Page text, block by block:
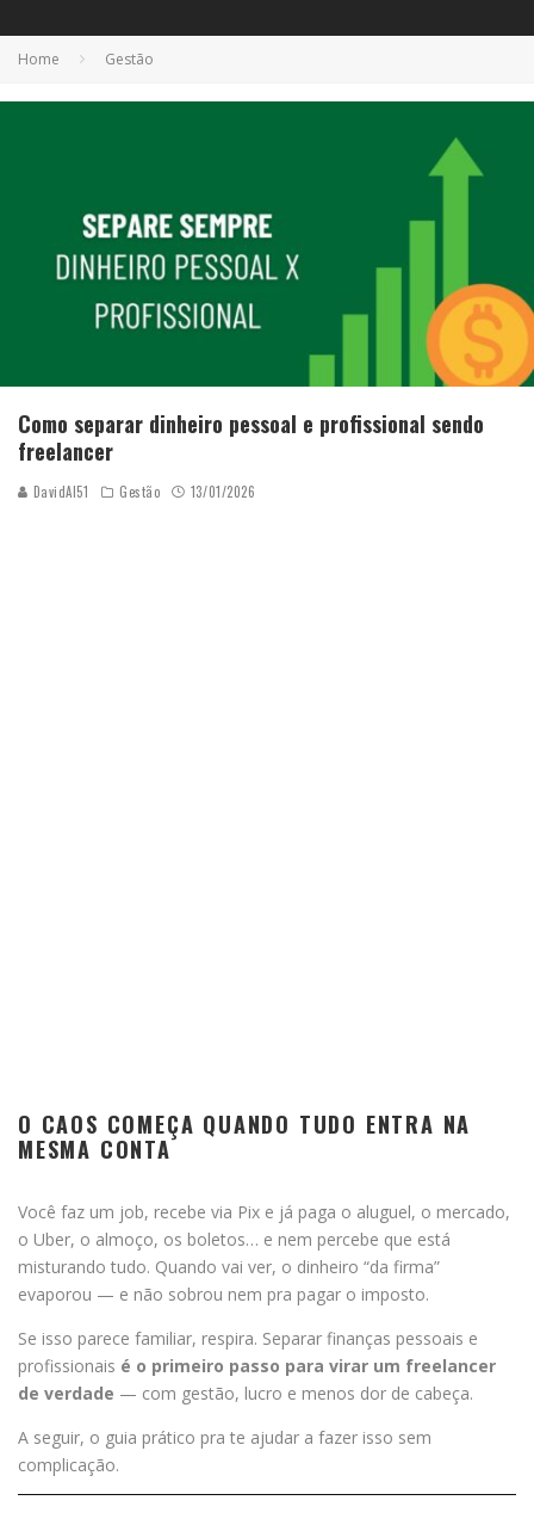
Home Gestão
Como separar dinheiro pessoal e profissional sendo
freelancer
DavidAI51 Gestão 13/01/2026
O CAOS COMEÇA QUANDO TUDO ENTRA NA
MESMA CONTA
Você faz um job, recebe via Pix e já paga o aluguel, o mercado,
o Uber, o almoço, os boletos… e nem percebe que está
misturando tudo. Quando vai ver, o dinheiro “da firma”
evaporou — e não sobrou nem pra pagar o imposto.
Se isso parece familiar, respira. Separar finanças pessoais e
profissionais é o primeiro passo para virar um freelancer
de verdade — com gestão, lucro e menos dor de cabeça.
A seguir, o guia prático pra te ajudar a fazer isso sem
complicação.